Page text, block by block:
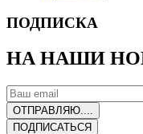
ПОДПИСКА
НА НАШИ
ОТПРАВЛЯЮ....
ПОДПИСАТЬСЯ